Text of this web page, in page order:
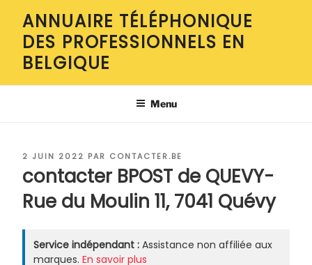
contenu
principal
ANNUAIRE TÉLÉPHONIQUE
DES PROFESSIONNELS EN
BELGIQUE
Menu
PUBLIÉ
2 JUIN 2022 PAR CONTACTER.BE
contacter BPOST de QUEVY-
Rue du Moulin 11, 7041 Quévy
Service indépendant : Assistance non affiliée aux
marques. En savoir plus